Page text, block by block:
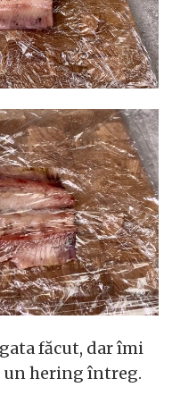
făcut, dar îmi
un hering întreg.